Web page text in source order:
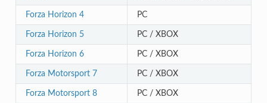
Forza Horizon 4 PC
Forza Horizon 5 PC / XBOX
Forza Horizon 6 PC / XBOX
Forza Motorsport 7 PC / XBOX
Forza Motorsport 8 PC / XBOX